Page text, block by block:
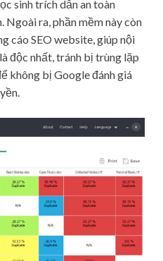
sinh trích dẫn an toàn
Ngoài ra, phần mềm này còn
cáo SEO website, giúp nội
độc nhất, tránh bị trùng lặp
không bị Google đánh giá